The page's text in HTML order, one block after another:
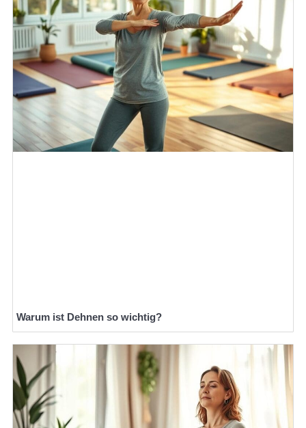
Warum ist Dehnen so wichtig?